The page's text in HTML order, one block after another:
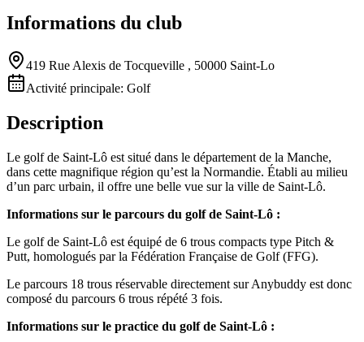
Informations du club
419 Rue Alexis de Tocqueville , 50000 Saint-Lo
Activité principale: Golf
Description
Le golf de Saint-Lô est situé dans le département de la Manche,
dans cette magnifique région qu’est la Normandie. Établi au milieu
d’un parc urbain, il offre une belle vue sur la ville de Saint-Lô.
Informations sur le parcours du golf de Saint-Lô :
Le golf de Saint-Lô est équipé de 6 trous compacts type Pitch &
Putt, homologués par la Fédération Française de Golf (FFG).
Le parcours 18 trous réservable directement sur Anybuddy est donc
composé du parcours 6 trous répété 3 fois.
Informations sur le practice du golf de Saint-Lô :